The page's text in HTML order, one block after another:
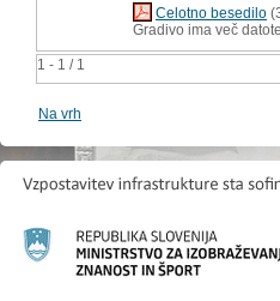
1 - 1 / 1
Celotno besedilo
Gradivo ima več
Na vrh